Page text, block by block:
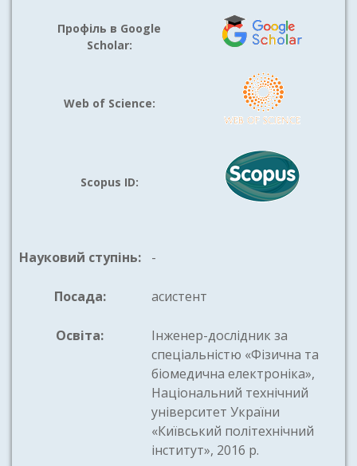
Профіль в Google
Scholar:
Web of Science:
Scopus ID:
Науковий ступінь: -
Посада: асистент
Освіта:
Інженер-дослідник за
спеціальністю «Фізична та
біомедична електроніка»,
Національний технічний
університет України
«Київський політехнічний
інститут», 2016 р.